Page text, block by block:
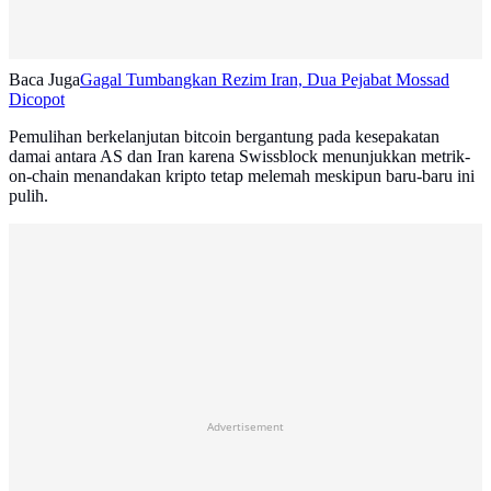
Baca JugaGagal Tumbangkan Rezim Iran, Dua Pejabat Mossad
Dicopot
Pemulihan berkelanjutan bitcoin bergantung pada kesepakatan
damai antara AS dan Iran karena Swissblock menunjukkan metrik-
on-chain menandakan kripto tetap melemah meskipun baru-baru ini
pulih.
Advertisement